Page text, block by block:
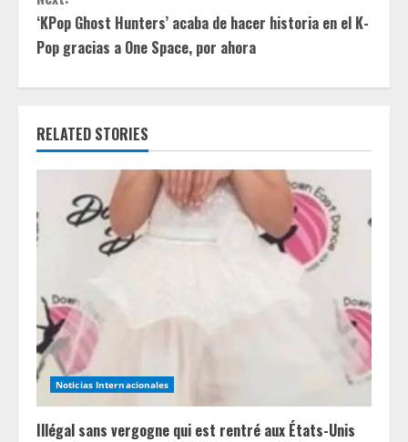
i
n
u
e
e
d
i
n
g
‘KPop Ghost Hunters’ acaba de hacer historia en el K-
Pop gracias a One Space, por ahora
RELATED STORIES
Noticias Internacionales
Illégal sans vergogne qui est rentré aux États-Unis